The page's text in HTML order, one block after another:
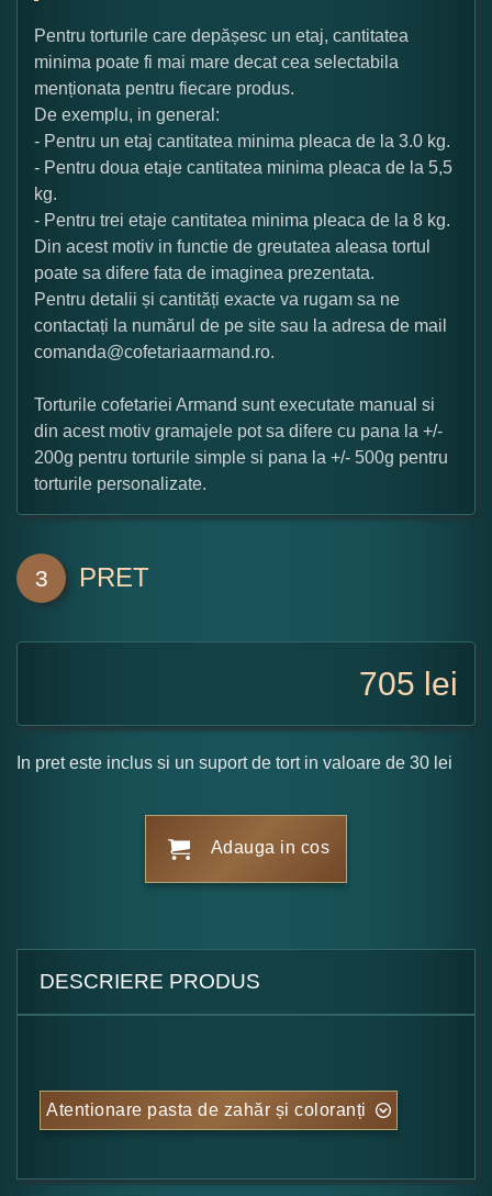
Pentru torturile care depășesc un etaj, cantitatea
minima poate fi mai mare decat cea selectabila
menționata pentru fiecare produs.
De exemplu, in general:
- Pentru un etaj cantitatea minima pleaca de la 3.0 kg.
- Pentru doua etaje cantitatea minima pleaca de la 5,5
kg.
- Pentru trei etaje cantitatea minima pleaca de la 8 kg.
Din acest motiv in functie de greutatea aleasa tortul
poate sa difere fata de imaginea prezentata.
Pentru detalii și cantități exacte va rugam sa ne
contactați la numărul de pe site sau la adresa de mail
comanda@cofetariaarmand.ro.
Torturile cofetariei Armand sunt executate manual si
din acest motiv gramajele pot sa difere cu pana la +/-
200g pentru torturile simple si pana la +/- 500g pentru
torturile personalizate.
3 PRET
705 lei
In pret este inclus si un suport de tort in valoare de 30 lei
Adauga in cos
DESCRIERE PRODUS
Atentionare pasta de zahăr și coloranți